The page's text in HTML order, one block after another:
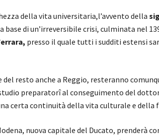
della vita universitaria,l’avvento della
base di un’irreversibile crisi, culminata nel
presso il quale tutti i sudditi estensi
del resto anche a Reggio, resteranno
preparatorî al conseguimento del
certa continuità della vita culturale e della
nuova capitale del Ducato, prenderà